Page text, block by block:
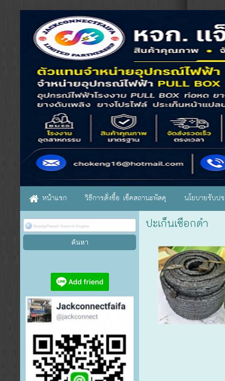
หน้าแรก วิธีการสั่งซื้อ เช็คสถานะพัสดุ นโยบายรับป
ปะเก็นเชือกดำ